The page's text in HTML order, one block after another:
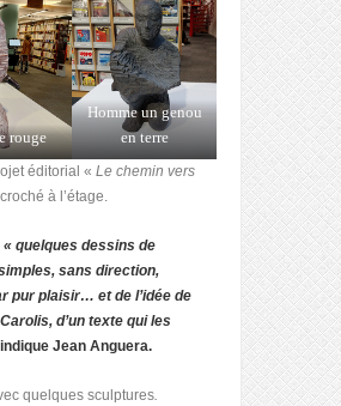
rouge
Homme un genou
en terre
éditorial « Le chemin vers
à l’étage.
« quelques dessins de
sans direction,
pur plaisir… et de l’idée de
d’un texte qui les
Jean Anguera.
quelques sculptures.